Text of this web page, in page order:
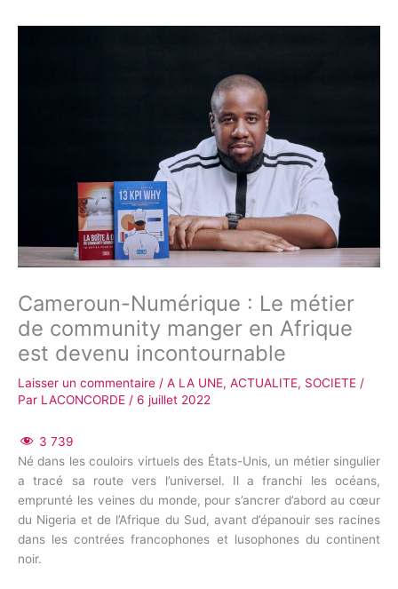
Cameroun-Numérique : Le métier
de community manger en Afrique
est devenu incontournable
Laisser un commentaire / A LA UNE, ACTUALITE, SOCIETE /
Par LACONCORDE / 6 juillet 2022
3 739
Né dans les couloirs virtuels des États-Unis, un métier singulier
a tracé sa route vers l’universel. Il a franchi les océans,
emprunté les veines du monde, pour s’ancrer d’abord au cœur
du Nigeria et de l’Afrique du Sud, avant d’épanouir ses racines
dans les contrées francophones et lusophones du continent
noir.